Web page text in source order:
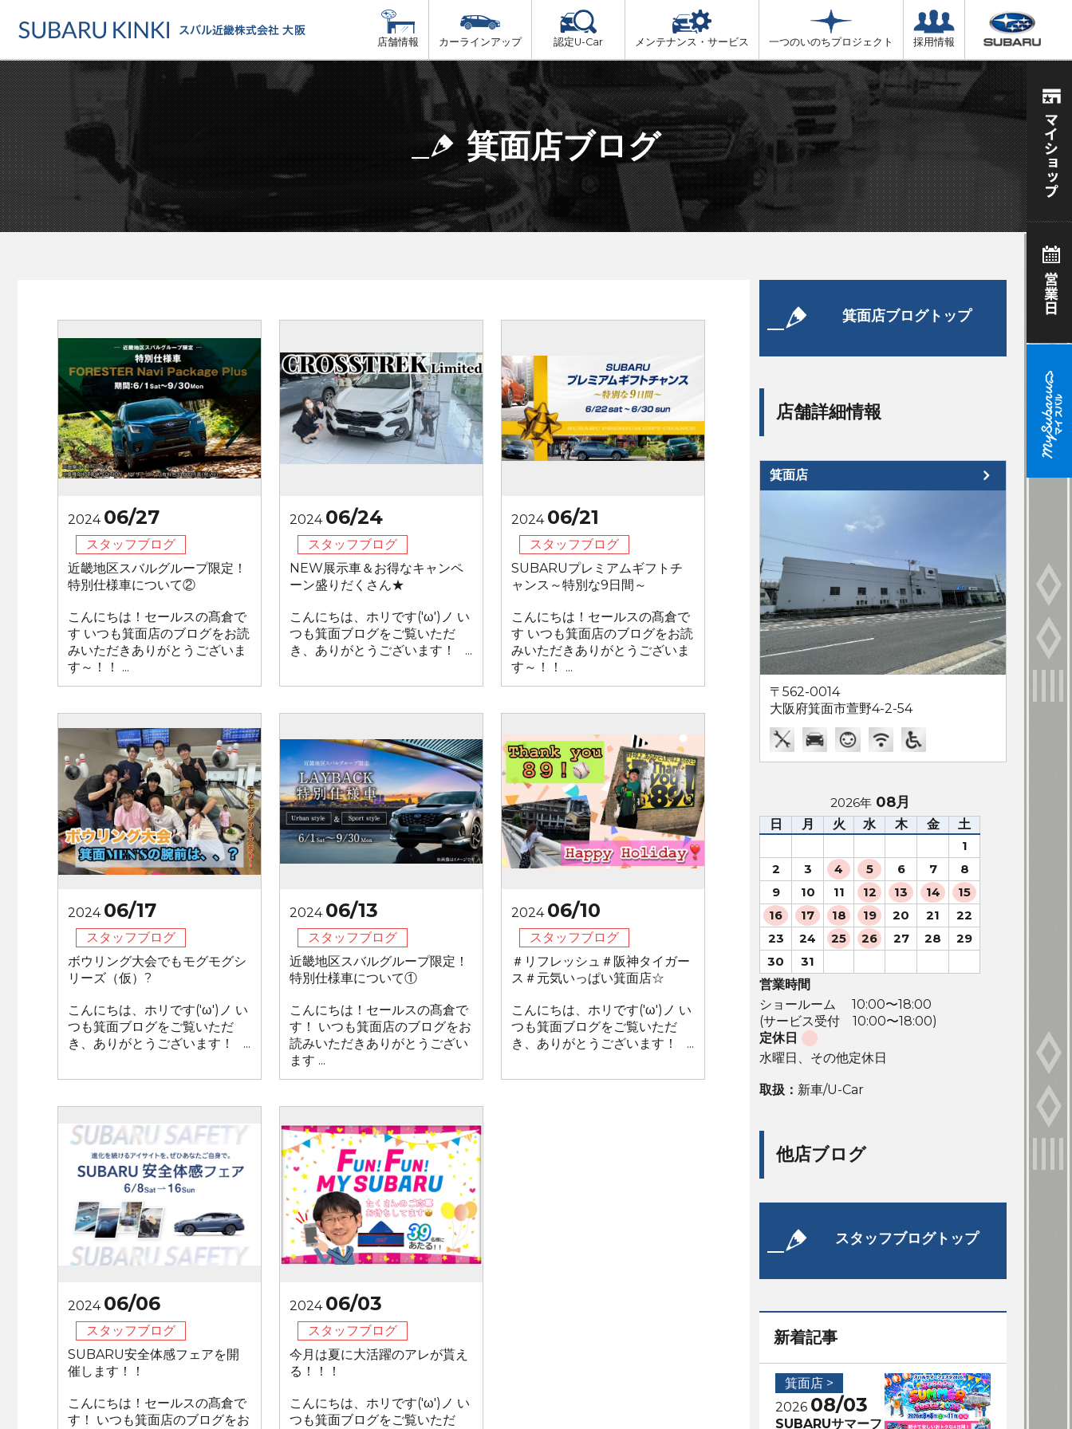
店舗情報
店舗情報 店舗一覧
地域でさがす
地図でさがす
試乗車でさがす
大阪府北部
大阪府市内
大阪府南部
カーラインアップ
カーラインアップ
カーラインアップ一覧
乗用車
軽自動車
認定U-Car メンテナンス・サービス
メンテナンス・サービス
メンテナンス・サービストップ
車検・定期点検をする
カーケアをする
車検（法定24か月点検）
法定 12ヶ月 点検
6ヶ月ごとの セーフティ チェック
車検 3ヶ月前 無料診断
一つのいのちプロジェクト 採用情報
箕面店ブログ
2024 06/27
スタッフブログ
近畿地区スバルグループ限定！
特別仕様車について②
こんにちは！セールスの髙倉で
す いつも箕面店のブログをお読
みいただきありがとうございま
す～！！ ...
2024 06/24
スタッフブログ
NEW展示車＆お得なキャンペ
ーン盛りだくさん★
こんにちは、ホリです('ω')ノ い
つも箕面ブログをご覧いただ
き、ありがとうございます！ ...
2024 06/21
スタッフブログ
SUBARUプレミアムギフトチ
ャンス～特別な9日間～
こんにちは！セールスの髙倉で
す いつも箕面店のブログをお読
みいただきありがとうございま
す～！！ ...
2024 06/17
スタッフブログ
ボウリング大会でもモグモグシ
リーズ（仮）?
こんにちは、ホリです('ω')ノ い
つも箕面ブログをご覧いただ
き、ありがとうございます！ ...
2024 06/13
スタッフブログ
近畿地区スバルグループ限定！
特別仕様車について①
こんにちは！セールスの髙倉で
す！ いつも箕面店のブログをお
読みいただきありがとうござい
ます ...
2024 06/10
スタッフブログ
＃リフレッシュ＃阪神タイガー
ス＃元気いっぱい箕面店☆
こんにちは、ホリです('ω')ノ い
つも箕面ブログをご覧いただ
き、ありがとうございます！ ...
2024 06/06
スタッフブログ
SUBARU安全体感フェアを開
催します！！
こんにちは！セールスの髙倉で
す！ いつも箕面店のブログをお
2024 06/03
スタッフブログ
今月は夏に大活躍のアレが貰え
る！！！
こんにちは、ホリです('ω')ノ い
つも箕面ブログをご覧いただ
箕面店ブログトップ
店舗詳細情報
箕面店
〒562-0014
大阪府箕面市萱野4-2-54
2026年 08月
日 月 火 水 木 金 土
1
2
3 4 5 6 7
8
9
10 11 12 13 14
15
16
17 18 19 20 21
22
23
24 25 26 27 28
29
30
31
営業時間
ショールーム 10:00〜18:00
(サービス受付 10:00〜18:00)
定休日
水曜日、その他定休日
取扱： 新車/U-Car
他店ブログ
スタッフブログトップ
新着記事
箕面店 >
2026 08/03
SUBARUサマーフ